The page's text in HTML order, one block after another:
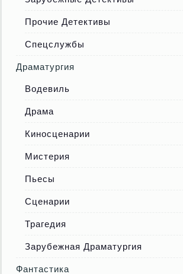
Прочие Детективы
Спецслужбы
Драматургия
Водевиль
Драма
Киносценарии
Мистерия
Пьесы
Сценарии
Трагедия
Зарубежная Драматургия
Фантастика